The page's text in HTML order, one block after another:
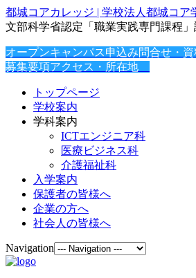
都城コアカレッジ | 学校法人都城コア
文部科学省認定「職業実践専門課程」
オープンキャンパス申込み問合せ・
募集要項アクセス・所在地
トップページ
学校案内
学科案内
ICTエンジニア科
医療ビジネス科
介護福祉科
入学案内
保護者の皆様へ
企業の方へ
社会人の皆様へ
Navigation